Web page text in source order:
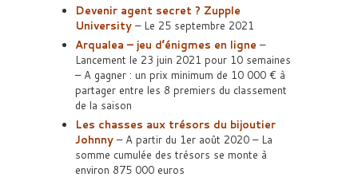
Devenir agent secret ? Zupple
University – Le 25 septembre 2021
Arqualea – jeu d’énigmes en ligne –
Lancement le 23 juin 2021 pour 10 semaines
– A gagner : un prix minimum de 10 000 € à
partager entre les 8 premiers du classement
de la saison
Les chasses aux trésors du bijoutier
Johnny – A partir du 1er août 2020 – La
somme cumulée des trésors se monte à
environ 875 000 euros